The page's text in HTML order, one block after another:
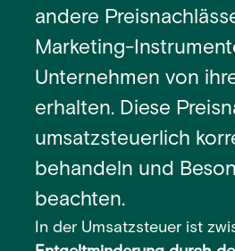
andere
Marketing-
Unternehmen von
erhalten. Diese
umsatzsteuerlich
behandeln und
beachten.
In der Umsatzsteuer ist